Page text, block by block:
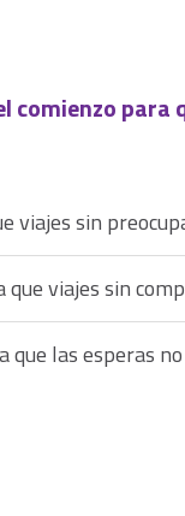
comienzo para
viajes sin
viajes sin
que las esperas